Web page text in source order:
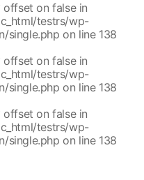
offset on false in
testrs/wp-
single.php on line 138
offset on false in
testrs/wp-
single.php on line 138
offset on false in
testrs/wp-
single.php on line 138